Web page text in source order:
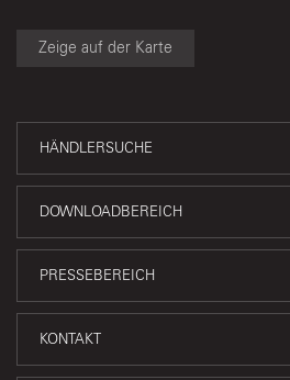
Zeige auf der Karte
HÄNDLERSUCHE
DOWNLOADBEREICH
PRESSEBEREICH
KONTAKT